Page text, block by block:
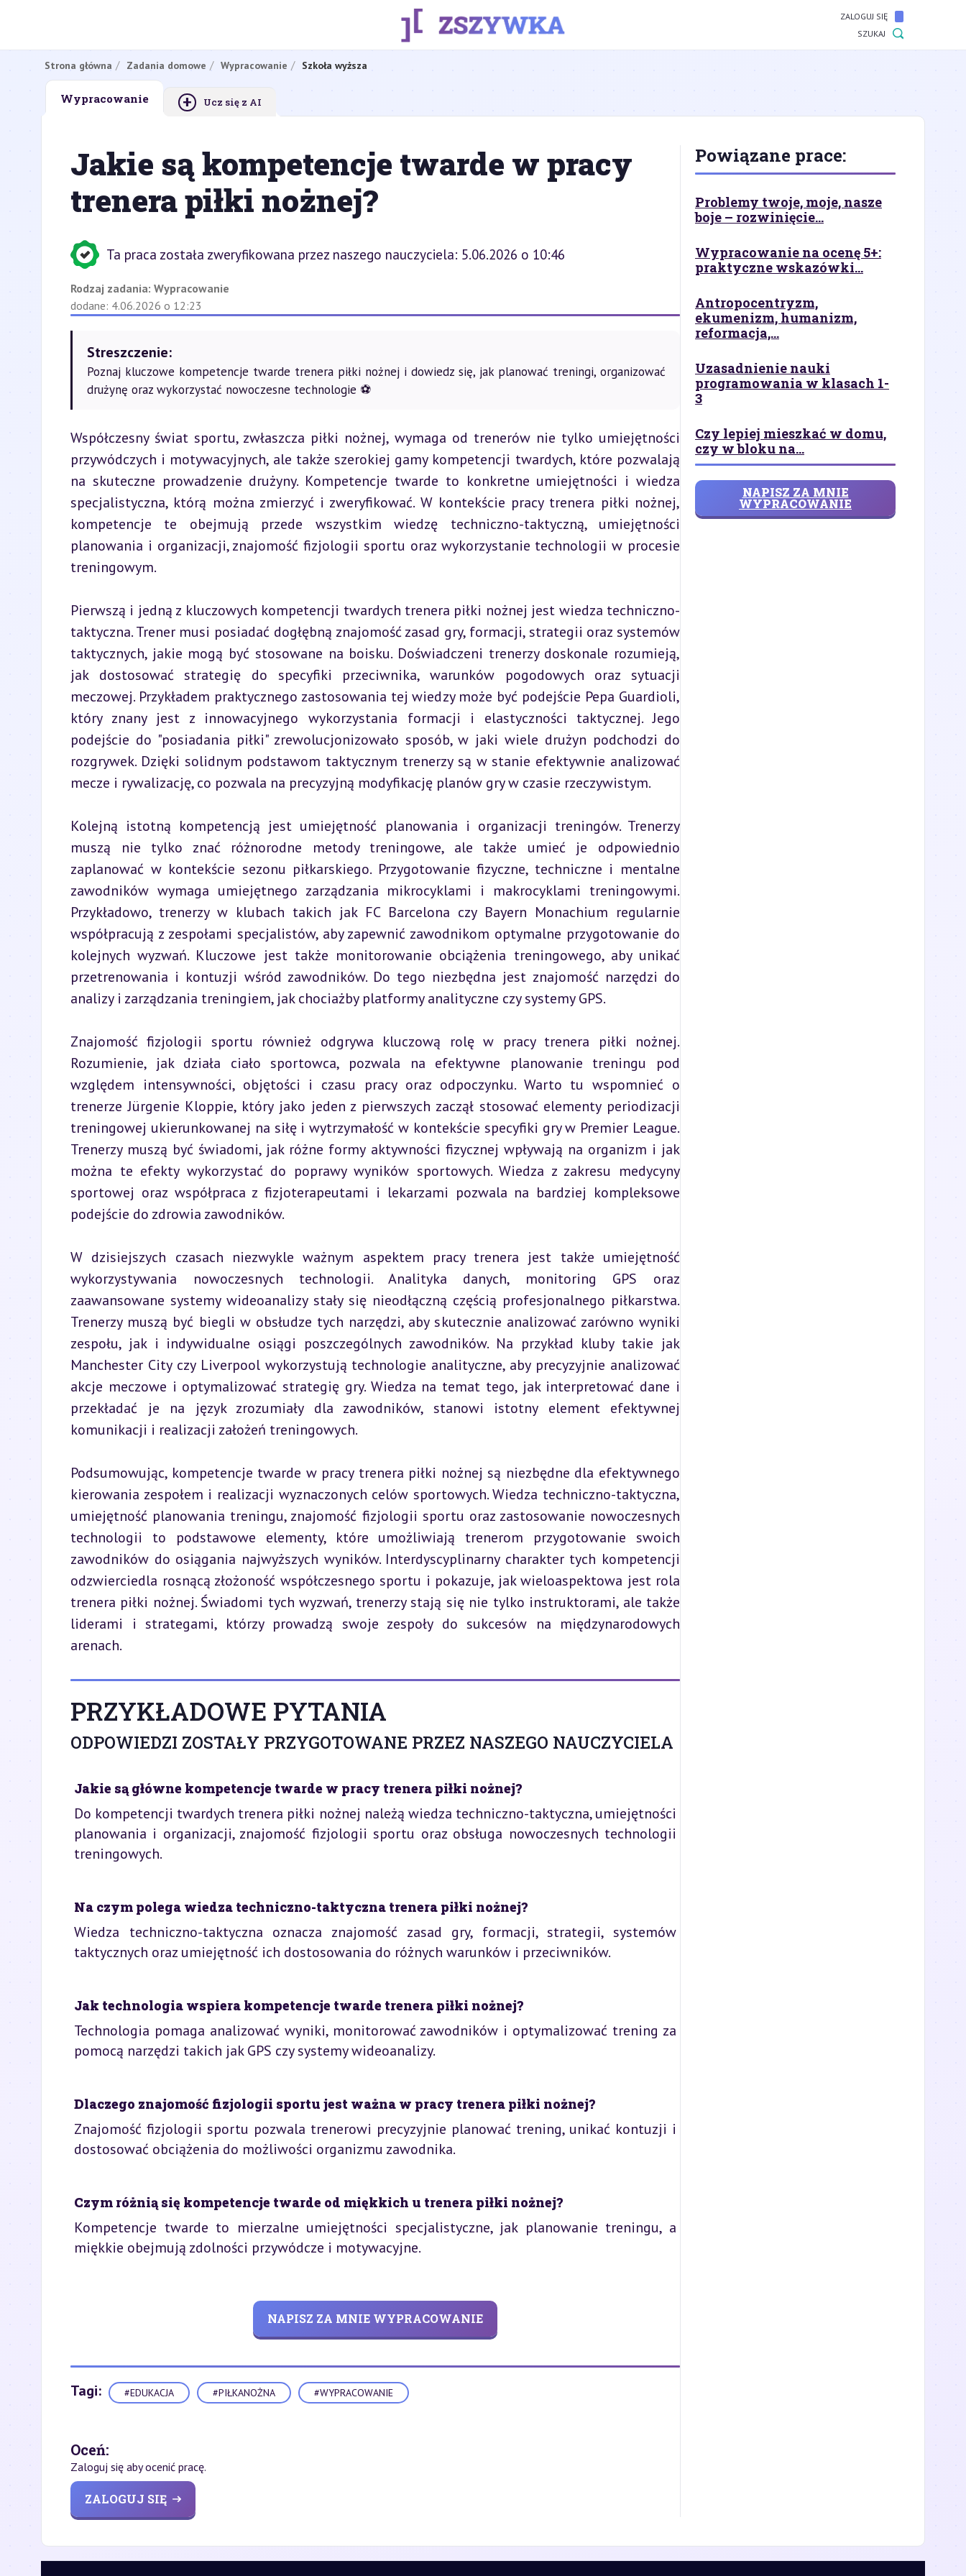
ZALOGUJ SIĘ
SZUKAJ
Strona główna Zadania domowe Wypracowanie Szkoła wyższa
Wypracowanie + Ucz się z AI
Jakie są kompetencje twarde w pracy
trenera piłki nożnej?
Ta praca została zweryfikowana przez naszego nauczyciela: 5.06.2026 o 10:46
Rodzaj zadania: Wypracowanie
dodane: 4.06.2026 o 12:23
Streszczenie:
Poznaj kluczowe kompetencje twarde trenera piłki nożnej i dowiedz się, jak planować treningi, organizować
drużynę oraz wykorzystać nowoczesne technologie ⚽
Współczesny świat sportu, zwłaszcza piłki nożnej, wymaga od trenerów nie tylko umiejętności
przywódczych i motywacyjnych, ale także szerokiej gamy kompetencji twardych, które pozwalają
na skuteczne prowadzenie drużyny. Kompetencje twarde to konkretne umiejętności i wiedza
specjalistyczna, którą można zmierzyć i zweryfikować. W kontekście pracy trenera piłki nożnej,
kompetencje te obejmują przede wszystkim wiedzę techniczno-taktyczną, umiejętności
planowania i organizacji, znajomość fizjologii sportu oraz wykorzystanie technologii w procesie
treningowym.
Pierwszą i jedną z kluczowych kompetencji twardych trenera piłki nożnej jest wiedza techniczno-
taktyczna. Trener musi posiadać dogłębną znajomość zasad gry, formacji, strategii oraz systemów
taktycznych, jakie mogą być stosowane na boisku. Doświadczeni trenerzy doskonale rozumieją,
jak dostosować strategię do specyfiki przeciwnika, warunków pogodowych oraz sytuacji
meczowej. Przykładem praktycznego zastosowania tej wiedzy może być podejście Pepa Guardioli,
który znany jest z innowacyjnego wykorzystania formacji i elastyczności taktycznej. Jego
podejście do "posiadania piłki" zrewolucjonizowało sposób, w jaki wiele drużyn podchodzi do
rozgrywek. Dzięki solidnym podstawom taktycznym trenerzy są w stanie efektywnie analizować
mecze i rywalizację, co pozwala na precyzyjną modyfikację planów gry w czasie rzeczywistym.
Kolejną istotną kompetencją jest umiejętność planowania i organizacji treningów. Trenerzy
muszą nie tylko znać różnorodne metody treningowe, ale także umieć je odpowiednio
zaplanować w kontekście sezonu piłkarskiego. Przygotowanie fizyczne, techniczne i mentalne
zawodników wymaga umiejętnego zarządzania mikrocyklami i makrocyklami treningowymi.
Przykładowo, trenerzy w klubach takich jak FC Barcelona czy Bayern Monachium regularnie
współpracują z zespołami specjalistów, aby zapewnić zawodnikom optymalne przygotowanie do
kolejnych wyzwań. Kluczowe jest także monitorowanie obciążenia treningowego, aby unikać
przetrenowania i kontuzji wśród zawodników. Do tego niezbędna jest znajomość narzędzi do
analizy i zarządzania treningiem, jak chociażby platformy analityczne czy systemy GPS.
Znajomość fizjologii sportu również odgrywa kluczową rolę w pracy trenera piłki nożnej.
Rozumienie, jak działa ciało sportowca, pozwala na efektywne planowanie treningu pod
względem intensywności, objętości i czasu pracy oraz odpoczynku. Warto tu wspomnieć o
trenerze Jürgenie Kloppie, który jako jeden z pierwszych zaczął stosować elementy periodizacji
treningowej ukierunkowanej na siłę i wytrzymałość w kontekście specyfiki gry w Premier League.
Trenerzy muszą być świadomi, jak różne formy aktywności fizycznej wpływają na organizm i jak
można te efekty wykorzystać do poprawy wyników sportowych. Wiedza z zakresu medycyny
sportowej oraz współpraca z fizjoterapeutami i lekarzami pozwala na bardziej kompleksowe
podejście do zdrowia zawodników.
W dzisiejszych czasach niezwykle ważnym aspektem pracy trenera jest także umiejętność
wykorzystywania nowoczesnych technologii. Analityka danych, monitoring GPS oraz
zaawansowane systemy wideoanalizy stały się nieodłączną częścią profesjonalnego piłkarstwa.
Trenerzy muszą być biegli w obsłudze tych narzędzi, aby skutecznie analizować zarówno wyniki
zespołu, jak i indywidualne osiągi poszczególnych zawodników. Na przykład kluby takie jak
Manchester City czy Liverpool wykorzystują technologie analityczne, aby precyzyjnie analizować
akcje meczowe i optymalizować strategię gry. Wiedza na temat tego, jak interpretować dane i
przekładać je na język zrozumiały dla zawodników, stanowi istotny element efektywnej
komunikacji i realizacji założeń treningowych.
Podsumowując, kompetencje twarde w pracy trenera piłki nożnej są niezbędne dla efektywnego
kierowania zespołem i realizacji wyznaczonych celów sportowych. Wiedza techniczno-taktyczna,
umiejętność planowania treningu, znajomość fizjologii sportu oraz zastosowanie nowoczesnych
technologii to podstawowe elementy, które umożliwiają trenerom przygotowanie swoich
zawodników do osiągania najwyższych wyników. Interdyscyplinarny charakter tych kompetencji
odzwierciedla rosnącą złożoność współczesnego sportu i pokazuje, jak wieloaspektowa jest rola
trenera piłki nożnej. Świadomi tych wyzwań, trenerzy stają się nie tylko instruktorami, ale także
liderami i strategami, którzy prowadzą swoje zespoły do sukcesów na międzynarodowych
arenach.
PRZYKŁADOWE PYTANIA
ODPOWIEDZI ZOSTAŁY PRZYGOTOWANE PRZEZ NASZEGO NAUCZYCIELA
Jakie są główne kompetencje twarde w pracy trenera piłki nożnej?
Do kompetencji twardych trenera piłki nożnej należą wiedza techniczno-taktyczna, umiejętności
planowania i organizacji, znajomość fizjologii sportu oraz obsługa nowoczesnych technologii
treningowych.
Na czym polega wiedza techniczno-taktyczna trenera piłki nożnej?
Wiedza techniczno-taktyczna oznacza znajomość zasad gry, formacji, strategii, systemów
taktycznych oraz umiejętność ich dostosowania do różnych warunków i przeciwników.
Jak technologia wspiera kompetencje twarde trenera piłki nożnej?
Technologia pomaga analizować wyniki, monitorować zawodników i optymalizować trening za
pomocą narzędzi takich jak GPS czy systemy wideoanalizy.
Dlaczego znajomość fizjologii sportu jest ważna w pracy trenera piłki nożnej?
Znajomość fizjologii sportu pozwala trenerowi precyzyjnie planować trening, unikać kontuzji i
dostosować obciążenia do możliwości organizmu zawodnika.
Czym różnią się kompetencje twarde od miękkich u trenera piłki nożnej?
Kompetencje twarde to mierzalne umiejętności specjalistyczne, jak planowanie treningu, a
miękkie obejmują zdolności przywódcze i motywacyjne.
NAPISZ ZA MNIE WYPRACOWANIE
Tagi: #EDUKACJA #PIŁKANOŻNA #WYPRACOWANIE
Oceń:
Zaloguj się aby ocenić pracę.
ZALOGUJ SIĘ
Powiązane prace:
Problemy twoje, moje, nasze
boje – rozwinięcie...
Wypracowanie na ocenę 5+:
praktyczne wskazówki...
Antropocentryzm,
ekumenizm, humanizm,
reformacja,...
Uzasadnienie nauki
programowania w klasach 1-
3
Czy lepiej mieszkać w domu,
czy w bloku na...
NAPISZ ZA MNIE
WYPRACOWANIE